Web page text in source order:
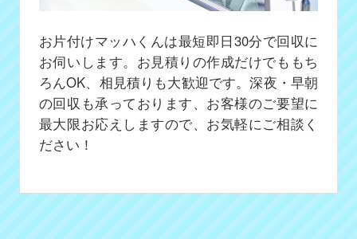
お片付けマッハくんは最短即日30分で回収に
お伺いします。お見積りの作成だけでももち
ろんOK、相見積りも大歓迎です。深夜・早朝
の回収も承っております、お客様のご要望に
最大限お応えしますので、お気軽にご相談く
ださい！